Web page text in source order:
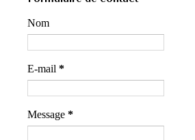
Nom
E-mail *
Message *